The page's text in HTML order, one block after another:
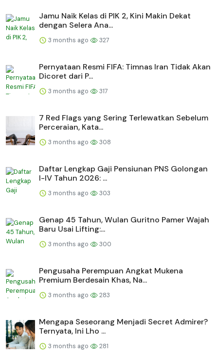
Jamu Naik Kelas di PIK 2, Kini Makin Dekat
dengan Selera Ana...
3 months ago 327
Pernyataan Resmi FIFA: Timnas Iran Tidak Akan
Dicoret dari P...
3 months ago 317
7 Red Flags yang Sering Terlewatkan Sebelum
Perceraian, Kata...
3 months ago 308
Daftar Lengkap Gaji Pensiunan PNS Golongan
I-IV Tahun 2026: ...
3 months ago 303
Genap 45 Tahun, Wulan Guritno Pamer Wajah
Baru Usai Lifting:...
3 months ago 300
Pengusaha Perempuan Angkat Mukena
Premium Berdesain Khas, Na...
3 months ago 283
Mengapa Seseorang Menjadi Secret Admirer?
Ternyata, Ini Lho ...
3 months ago 281